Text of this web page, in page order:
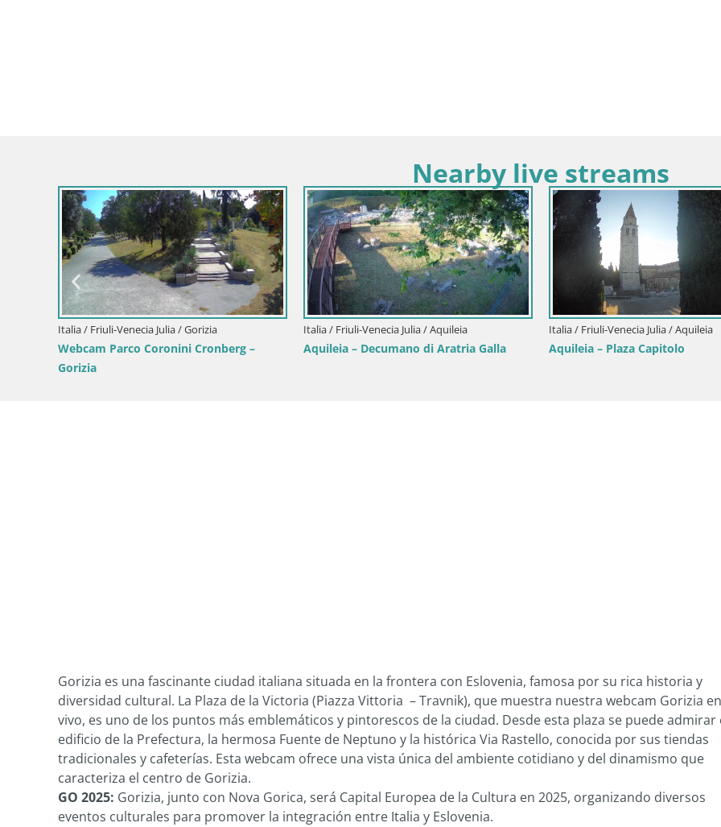
Nearby live streams
Italia / Friuli-Venecia Julia / Gorizia
Webcam Parco Coronini Cronberg –
Gorizia
Italia / Friuli-Venecia Julia / Aquileia
Aquileia – Decumano di Aratria Galla
Italia / Friuli-Venecia Julia / Aquileia
Aquileia – Plaza Capitolo
Gorizia es una fascinante ciudad italiana situada en la frontera con Eslovenia, famosa por su rica historia y
diversidad cultural. La Plaza de la Victoria (Piazza Vittoria – Travnik), que muestra nuestra webcam Gorizia en
vivo, es uno de los puntos más emblemáticos y pintorescos de la ciudad. Desde esta plaza se puede admirar
edificio de la Prefectura, la hermosa Fuente de Neptuno y la histórica Via Rastello, conocida por sus tiendas
tradicionales y cafeterías. Esta webcam ofrece una vista única del ambiente cotidiano y del dinamismo que
caracteriza el centro de Gorizia.
GO 2025: Gorizia, junto con Nova Gorica, será Capital Europea de la Cultura en 2025, organizando diversos
eventos culturales para promover la integración entre Italia y Eslovenia.